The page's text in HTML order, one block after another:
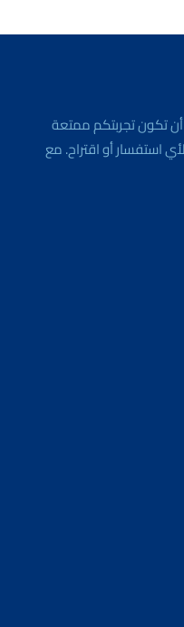
تكون تجربتكم ممتعة
استفسار أو اقتراح. مع